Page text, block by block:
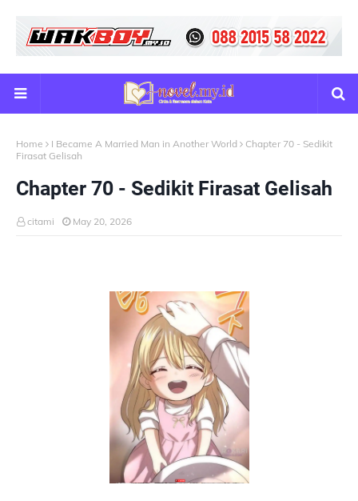
Home I Became A Married Man in Another World
Chapter 70 - Sedikit
Firasat Gelisah
Chapter 70 - Sedikit Firasat Gelisah
citami May 20, 2026